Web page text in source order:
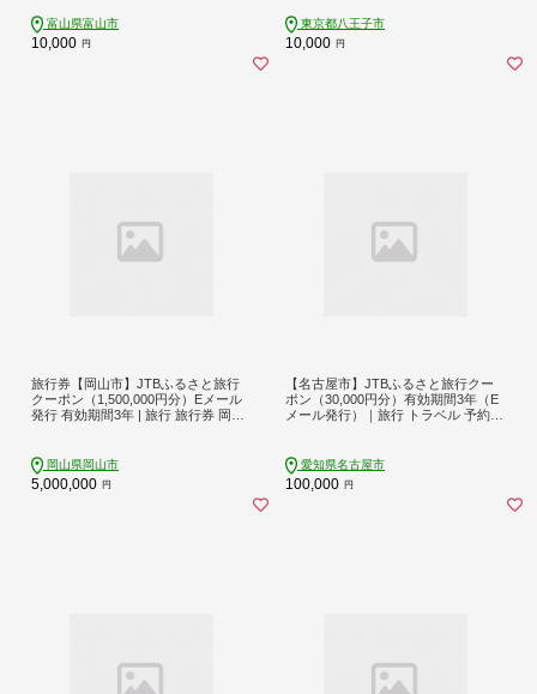
ト 子供 子連れ カップル 家族 人気 お
すすめ 旅行クーポン 店頭 オンライ
ン ネット予約 電話 有効期間3年
富山県富山市
10,000 円
子供 子連れ カップル 家族 人気 おす
すめ 旅行クーポン 店頭 オンライン
ネット予約 東京 八王子
東京都八王子市
10,000 円
旅行券【岡山市】JTBふるさと旅行
クーポン（1,500,000円分）Eメール
発行 有効期間3年​ | 旅行 旅行券 岡山
B トラベルクーポン 観光 体験 ホテル
旅館 チケット 人気 おすすめ 店頭 オ
ンライン ネット予約 電話
岡山県岡山市
5,000,000 円
【名古屋市】JTBふるさと旅行クー
ポン（30,000円分）有効期間3年（E
メール発行）｜旅行 トラベル 予約
ト 子供 子連れ カップル 家族 人気 お
すすめ 旅行クーポン 店頭 オンライ
ン ネット予約 電話 有効期間3年
愛知県名古屋市
100,000 円